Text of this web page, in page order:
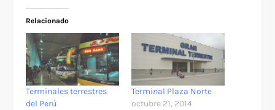
Relacionado
Terminales terrestres
del Perú
Terminal Plaza Norte
octubre 21, 2014